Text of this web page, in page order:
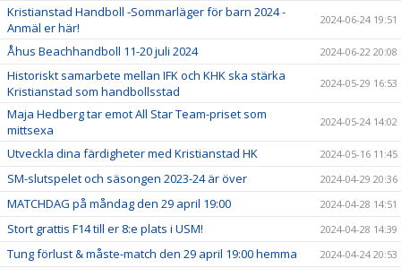
Kristianstad Handboll -Sommarläger för barn 2024 -
Anmäl er här!
2024-06-24 19:51
Åhus Beachhandboll 11-20 juli 2024 2024-06-22 20:08
Historiskt samarbete mellan IFK och KHK ska stärka
Kristianstad som handbollsstad
2024-05-29 16:53
Maja Hedberg tar emot All Star Team-priset som
mittsexa
2024-05-24 14:02
Utveckla dina färdigheter med Kristianstad HK 2024-05-16 11:45
SM-slutspelet och säsongen 2023-24 är över 2024-04-29 20:36
MATCHDAG på måndag den 29 april 19:00 2024-04-28 14:51
Stort grattis F14 till er 8:e plats i USM! 2024-04-28 14:39
Tung förlust & måste-match den 29 april 19:00 hemma 2024-04-24 20:53